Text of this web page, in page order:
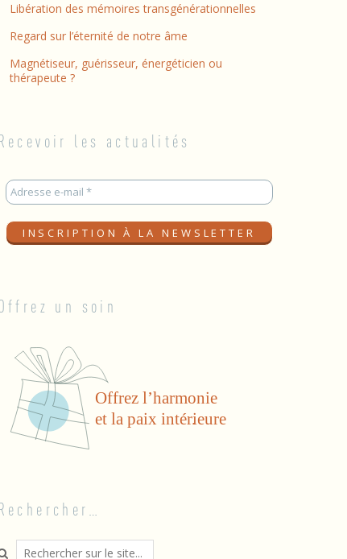
Libération des mémoires transgénérationnelles
Regard sur l’éternité de notre âme
Magnétiseur, guérisseur, énergéticien ou
thérapeute ?
les actualités
un soin